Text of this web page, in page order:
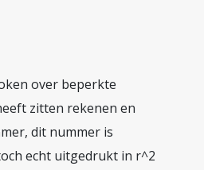
over beperkte
zitten rekenen en
dit nummer is
echt uitgedrukt in r^2